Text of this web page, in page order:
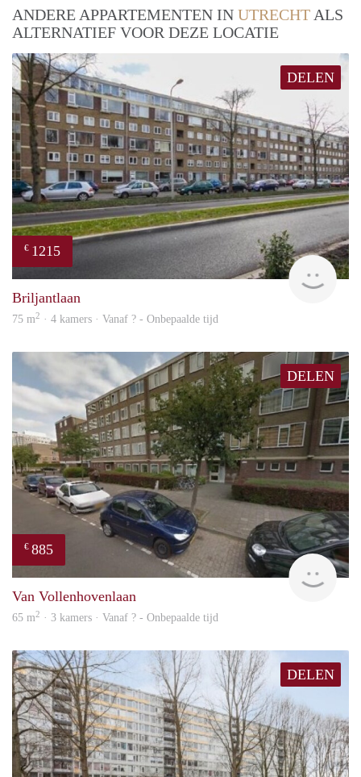
ANDERE APPARTEMENTEN IN UTRECHT ALS
ALTERNATIEF VOOR DEZE LOCATIE
DELEN
€ 1215
Briljantlaan
75 m2 · 4 kamers · Vanaf ? - Onbepaalde tijd
DELEN
€ 885
Van Vollenhovenlaan
65 m2 · 3 kamers · Vanaf ? - Onbepaalde tijd
DELEN